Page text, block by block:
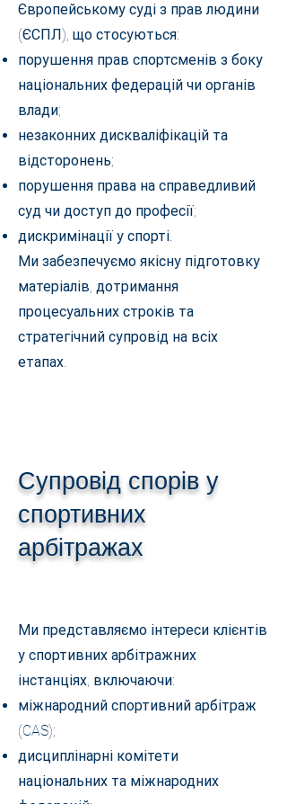
Європейському суді з прав людини
(ЄСПЛ), що стосуються:
порушення прав спортсменів з боку
національних федерацій чи органів
влади;
незаконних дискваліфікацій та
відсторонень;
порушення права на справедливий
суд чи доступ до професії;
дискримінації у спорті.
Ми забезпечуємо якісну підготовку
матеріалів, дотримання
процесуальних строків та
стратегічний супровід на всіх
етапах.
Супровід спорів у
спортивних
арбітражах
Ми представляємо інтереси клієнтів
у спортивних арбітражних
інстанціях, включаючи:
міжнародний спортивний арбітраж
(CAS);
дисциплінарні комітети
національних та міжнародних